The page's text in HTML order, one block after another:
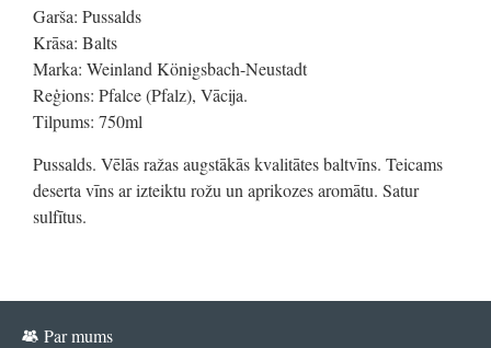
Garša: Pussalds
Krāsa: Balts
Marka: Weinland Königsbach-Neustadt
Reģions: Pfalce (Pfalz), Vācija.
Tilpums: 750ml
Pussalds. Vēlās ražas augstākās kvalitātes baltvīns. Teicams
deserta vīns ar izteiktu rožu un aprikozes aromātu. Satur
sulfītus.
Par mums